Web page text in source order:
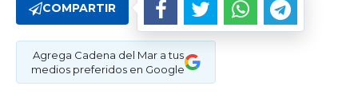
COMPARTIR
Agrega Cadena del Mar a tus
medios preferidos en Google